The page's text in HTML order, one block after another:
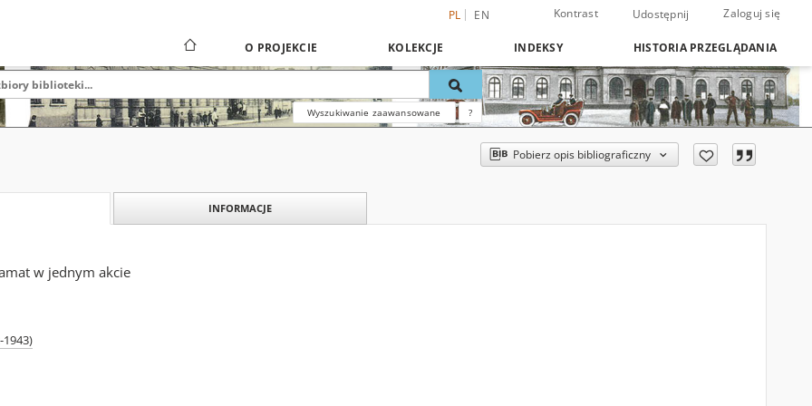
PL EN Kontrast Udostępnij Zaloguj się
O PROJEKCIE KOLEKCJE INDEKSY HISTORIA PRZEGLĄDANIA
Wyszukiwanie zaawansowane ?
Pobierz opis bibliograficzny
INFORMACJE
w jednym akcie
1943)